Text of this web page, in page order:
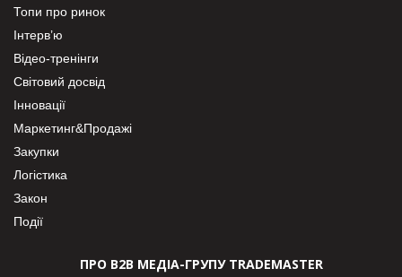
Топи про ринок
Інтерв’ю
Відео-тренінги
Світовий досвід
Інновації
Маркетинг&Продажі
Закупки
Логістика
Закон
Події
ПРО В2В МЕДІА-ГРУПУ TRADEMASTER